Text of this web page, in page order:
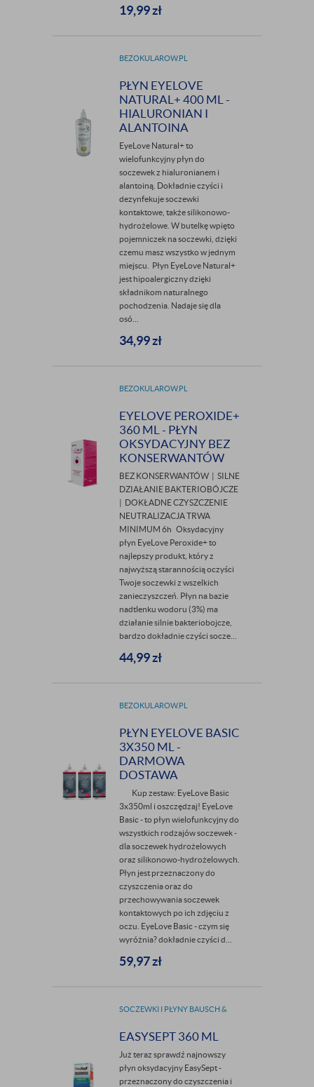
19,99zł
BEZOKULAROW.PL
PŁYN EYELOVE
NATURAL+ 400 ML -
HIALURONIAN I
ALANTOINA
EyeLove Natural+ to
wielofunkcyjny płyn do
soczewek z hialuronianem i
alantoiną. Dokładnie czyści i
dezynfekuje soczewki
kontaktowe, także silikonowo-
hydrożelowe. W butelkę wpięto
pojemniczek na soczewki, dzięki
czemu masz wszystko w jednym
miejscu. Płyn EyeLove Natural+
jest hipoalergiczny dzięki
składnikom naturalnego
pochodzenia. Nadaje się dla
osó...
34,99zł
BEZOKULAROW.PL
EYELOVE PEROXIDE+
360 ML - PŁYN
OKSYDACYJNY BEZ
KONSERWANTÓW
BEZ KONSERWANTÓW | SILNE
DZIAŁANIE BAKTERIOBÓJCZE
| DOKŁADNE CZYSZCZENIE
NEUTRALIZACJA TRWA
MINIMUM 6h Oksydacyjny
płyn EyeLove Peroxide+ to
najlepszy produkt, który z
najwyższą starannością oczyści
Twoje soczewki z wszelkich
zanieczyszczeń. Płyn na bazie
nadtlenku wodoru (3%) ma
działanie silnie bakteriobojcze,
bardzo dokładnie czyści socze...
44,99zł
BEZOKULAROW.PL
PŁYN EYELOVE BASIC
3X350 ML -
DARMOWA
DOSTAWA
Kup zestaw: EyeLove Basic
3x350ml i oszczędzaj! EyeLove
Basic - to płyn wielofunkcyjny do
wszystkich rodzajów soczewek -
dla soczewek hydrożelowych
oraz silikonowo-hydrożelowych.
Płyn jest przeznaczony do
czyszczenia oraz do
przechowywania soczewek
kontaktowych po ich zdjęciu z
oczu. EyeLove Basic - czym się
wyróżnia? dokładnie czyści d...
59,97zł
SOCZEWKI I PŁYNY BAUSCH &
EASYSEPT 360 ML
Już teraz sprawdź najnowszy
płyn oksydacyjny EasySept -
przeznaczony do czyszczenia i